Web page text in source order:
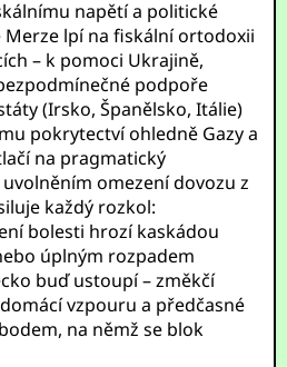
napětí a politické
Merze lpí na fiskální ortodoxii
– k pomoci Ukrajině,
podpoře
(Irsko, Španělsko, Itálie)
pokrytectví ohledně Gazy a
na pragmatický
omezení dovozu z
každý rozkol:
bolesti hrozí kaskádou
úplným rozpadem
buď ustoupí – změkčí
vzpouru a předčasné
na němž se blok